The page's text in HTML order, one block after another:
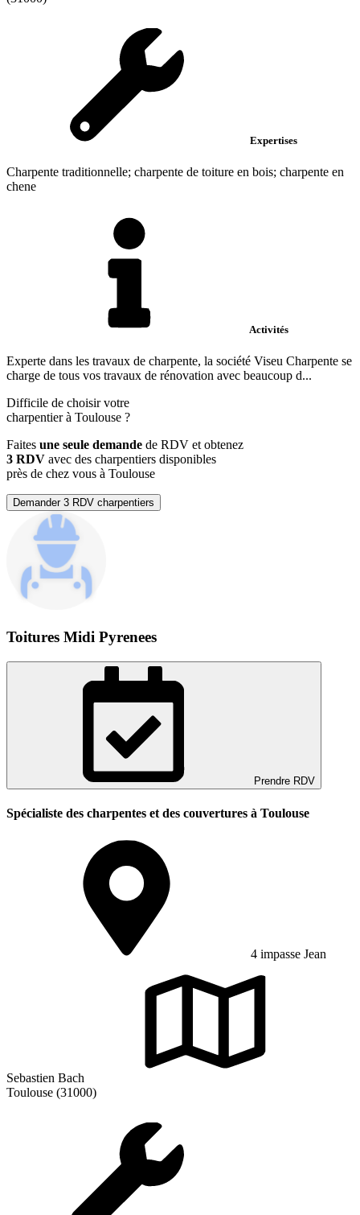
Expertises
Charpente traditionnelle; charpente de toiture en bois; charpente en
chene
Activités
Experte dans les travaux de charpente, la société Viseu Charpente se
charge de tous vos travaux de rénovation avec beaucoup d...
Difficile de choisir votre
charpentier à Toulouse ?
Faites une seule demande de RDV et obtenez
3 RDV avec des charpentiers disponibles
près de chez vous à Toulouse
Demander 3 RDV charpentiers
Toitures Midi Pyrenees
Prendre RDV
Spécialiste des charpentes et des couvertures à Toulouse
4 impasse Jean
Sebastien Bach
Toulouse (31000)